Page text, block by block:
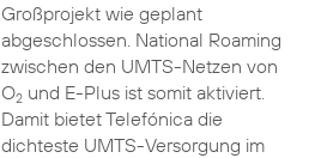
Großprojekt wie geplant
abgeschlossen. National Roaming
zwischen den UMTS-Netzen von
O2und E-Plus ist somit aktiviert.
Damit bietet Telefónica die
dichteste UMTS-Versorgung im